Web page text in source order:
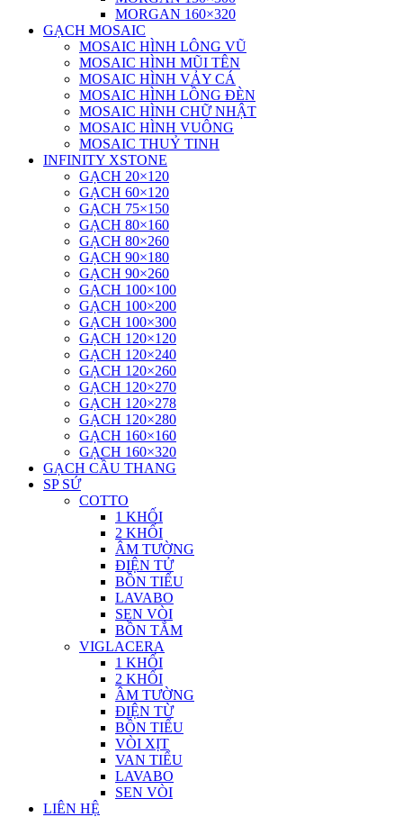
MORGAN 160×320
GẠCH MOSAIC
MOSAIC HÌNH LÔNG VŨ
MOSAIC HÌNH MŨI TÊN
MOSAIC HÌNH VẢY CÁ
MOSAIC HÌNH LỒNG ĐÈN
MOSAIC HÌNH CHỮ NHẬT
MOSAIC HÌNH VUÔNG
MOSAIC THUỶ TINH
INFINITY XSTONE
GẠCH 20×120
GẠCH 60×120
GẠCH 75×150
GẠCH 80×160
GẠCH 80×260
GẠCH 90×180
GẠCH 90×260
GẠCH 100×100
GẠCH 100×200
GẠCH 100×300
GẠCH 120×120
GẠCH 120×240
GẠCH 120×260
GẠCH 120×270
GẠCH 120×278
GẠCH 120×280
GẠCH 160×160
GẠCH 160×320
GẠCH CẦU THANG
SP SỨ
COTTO
1 KHỐI
2 KHỐI
ÂM TƯỜNG
ĐIỆN TỬ
BỒN TIỂU
LAVABO
SEN VÒI
BỒN TẮM
VIGLACERA
1 KHỐI
2 KHỐI
ÂM TƯỜNG
ĐIỆN TỪ
BỒN TIỂU
VÒI XỊT
VAN TIỂU
LAVABO
SEN VÒI
LIÊN HỆ